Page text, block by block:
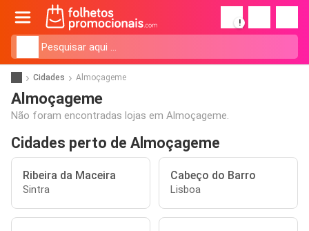
!
Cidades Almoçageme
Almoçageme
Não foram encontradas lojas em Almoçageme.
Cidades perto de Almoçageme
Ribeira da Maceira
Sintra
Cabeço do Barro
Lisboa